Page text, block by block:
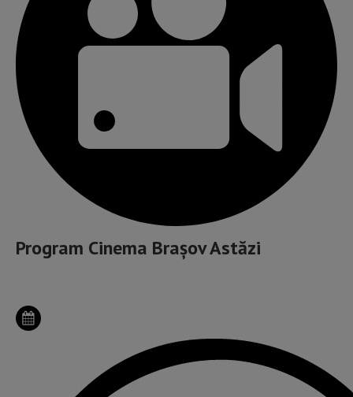
Program Cinema Brașov Astăzi